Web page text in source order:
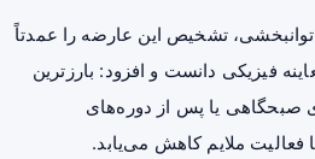
تشخیص این عارضه را عمدتاً
فیزیکی دانست و افزود: بارزترین
صبحگاهی یا پس از دوره‌های
ملایم کاهش می‌یابد.